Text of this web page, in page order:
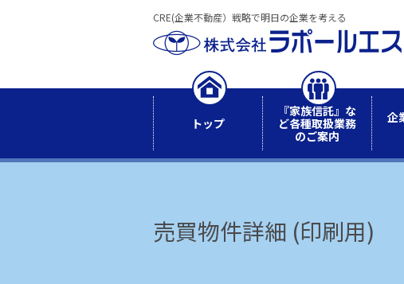
CRE(企業不動産）戦略で明日の企業を考える
トップ
『家族信託』な
ど各種取扱業務
のご案内
企
売買物件詳細 (印刷用)